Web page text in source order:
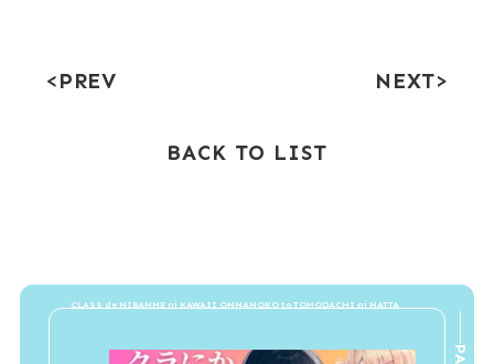
BACK TO LIST
PREV NEXT